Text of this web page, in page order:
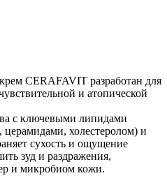
CERAFAVIT разработан для
и атопической
с ключевыми липидами
холестеролом) и
сухость и ощущение
зуд и раздражения,
и микробиом кожи.